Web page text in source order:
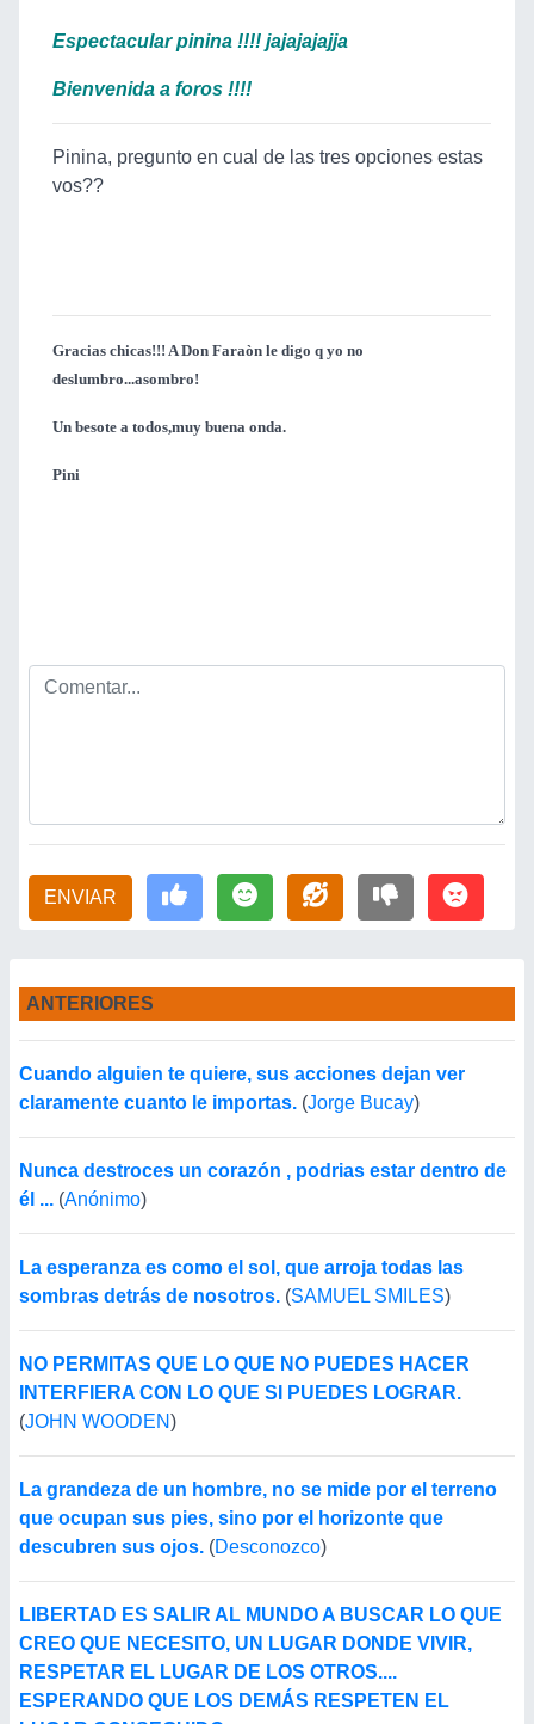
Espectacular pinina !!!! jajajajajja
Bienvenida a foros !!!!
Pinina, pregunto en cual de las tres opciones estas
vos??
Gracias chicas!!! A Don Faraòn le digo q yo no
deslumbro...asombro!
Un besote a todos,muy buena onda.
Pini
ENVIAR
ANTERIORES
Cuando alguien te quiere, sus acciones dejan ver
claramente cuanto le importas. (Jorge Bucay)
Nunca destroces un corazón , podrias estar dentro de
él ... (Anónimo)
La esperanza es como el sol, que arroja todas las
sombras detrás de nosotros. (SAMUEL SMILES)
NO PERMITAS QUE LO QUE NO PUEDES HACER
INTERFIERA CON LO QUE SI PUEDES LOGRAR.
(JOHN WOODEN)
La grandeza de un hombre, no se mide por el terreno
que ocupan sus pies, sino por el horizonte que
descubren sus ojos. (Desconozco)
LIBERTAD ES SALIR AL MUNDO A BUSCAR LO QUE
CREO QUE NECESITO, UN LUGAR DONDE VIVIR,
RESPETAR EL LUGAR DE LOS OTROS....
ESPERANDO QUE LOS DEMÁS RESPETEN EL